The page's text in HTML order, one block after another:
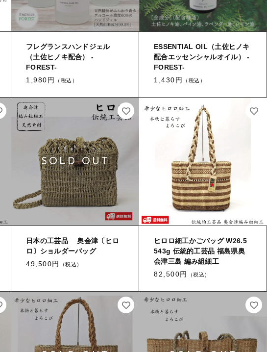
フレグランスハンドジェル
（土佐ヒノキ配合） -
FOREST-
1,980円
（税込）
ESSENTIAL OIL（土佐ヒノキ
配合エッセンシャルオイル） -
FOREST-
1,430円
（税込）
日本の工芸品 奥会津〔ヒロ
ロ〕ショルダーバッグ
49,500円
（税込）
ヒロロ細工かごバッグ W26.5
543g 伝統的工芸品 福島県奥
会津三島 編み組細工
82,500円
（税込）